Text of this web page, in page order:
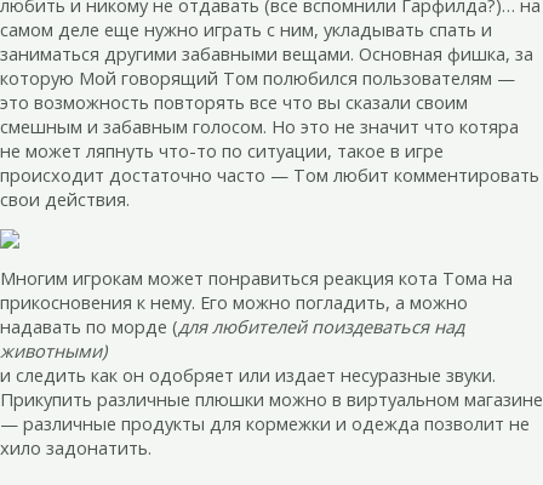
любить и никому не отдавать (все вспомнили Гарфилда?)… на
самом деле еще нужно играть с ним, укладывать спать и
заниматься другими забавными вещами. Основная фишка, за
которую Мой говорящий Том полюбился пользователям —
это возможность повторять все что вы сказали своим
смешным и забавным голосом. Но это не значит что котяра
не может ляпнуть что-то по ситуации, такое в игре
происходит достаточно часто — Том любит комментировать
свои действия.
Многим игрокам может понравиться реакция кота Тома на
прикосновения к нему. Его можно погладить, а можно
надавать по морде (для любителей поиздеваться над
животными)
и следить как он одобряет или издает несуразные звуки.
Прикупить различные плюшки можно в виртуальном магазине
— различные продукты для кормежки и одежда позволит не
хило задонатить.